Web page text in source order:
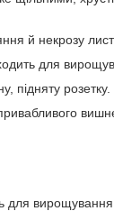
й некрозу
для
підняту розетку.
для вирощування